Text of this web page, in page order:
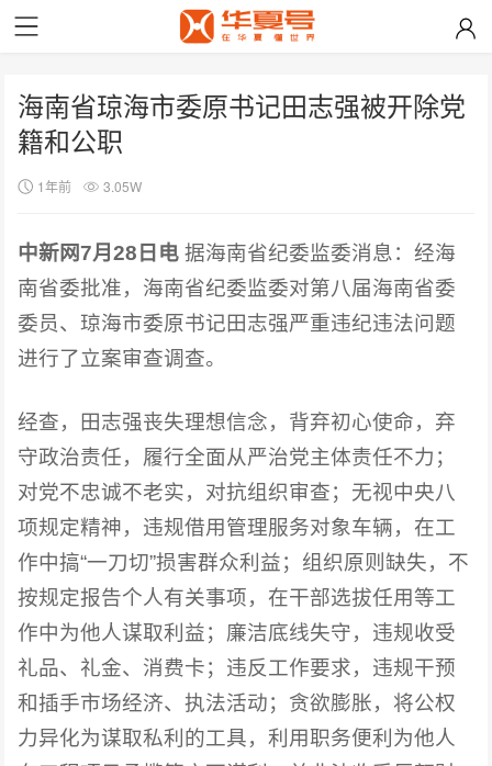
海南省琼海市委原书记田志强被开除党
籍和公职
1年前 3.05W
中新网7月28日电 据海南省纪委监委消息：经海
南省委批准，海南省纪委监委对第八届海南省委
委员、琼海市委原书记田志强严重违纪违法问题
进行了立案审查调查。
经查，田志强丧失理想信念，背弃初心使命，弃
守政治责任，履行全面从严治党主体责任不力；
对党不忠诚不老实，对抗组织审查；无视中央八
项规定精神，违规借用管理服务对象车辆，在工
作中搞“一刀切”损害群众利益；组织原则缺失，不
按规定报告个人有关事项，在干部选拔任用等工
作中为他人谋取利益；廉洁底线失守，违规收受
礼品、礼金、消费卡；违反工作要求，违规干预
和插手市场经济、执法活动；贪欲膨胀，将公权
力异化为谋取私利的工具，利用职务便利为他人